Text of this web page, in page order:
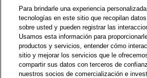
1-800-679-9691 | Contáctenos | Términos
Política de Privacidad | WA Privacy Policy
Zona de Bienestar | © 1999 - 2026
Para brindarle una experiencia
tecnologías en este sitio que recopilan
sobre usted y pueden registrar las
Usamos esta información para
productos y servicios, entender cómo
sitio y mejorar los servicios que le
compartir sus datos con terceros de
nuestros socios de comercialización e